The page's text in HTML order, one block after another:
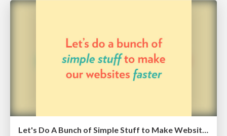
Let's Do A Bunch of Simple Stuff to Make Websites Faster